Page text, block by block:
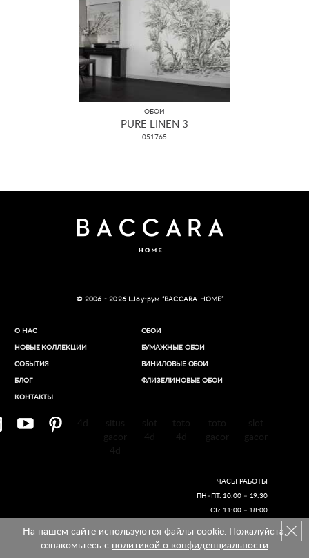
ОБОИ
PURE LINEN 3
051765
© 2006 - 2026 Шоу-рум “BACCARA HOME”
О НАС
НОВЫЕ КОЛЛЕКЦИИ
СОБЫТИЯ
БЛОГ
КОНТАКТЫ
ОБОИ
БУМАЖНЫЕ ОБОИ
ВИНИЛОВЫЕ ОБОИ​
ФЛИЗЕЛИНОВЫЕ ОБОИ
ЧАСЫ РАБОТЫ
ПН–ПТ: 10:00 – 19:30
СБ: 11:00 – 18:00
Создание сайтов
На нашем сайте используются файлы cookie. Пожалуйста,
ознакомьтесь с политикой о конфиденциальности